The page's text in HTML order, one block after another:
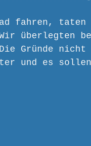
fahren,
überlegten
Gründe nicht
und es